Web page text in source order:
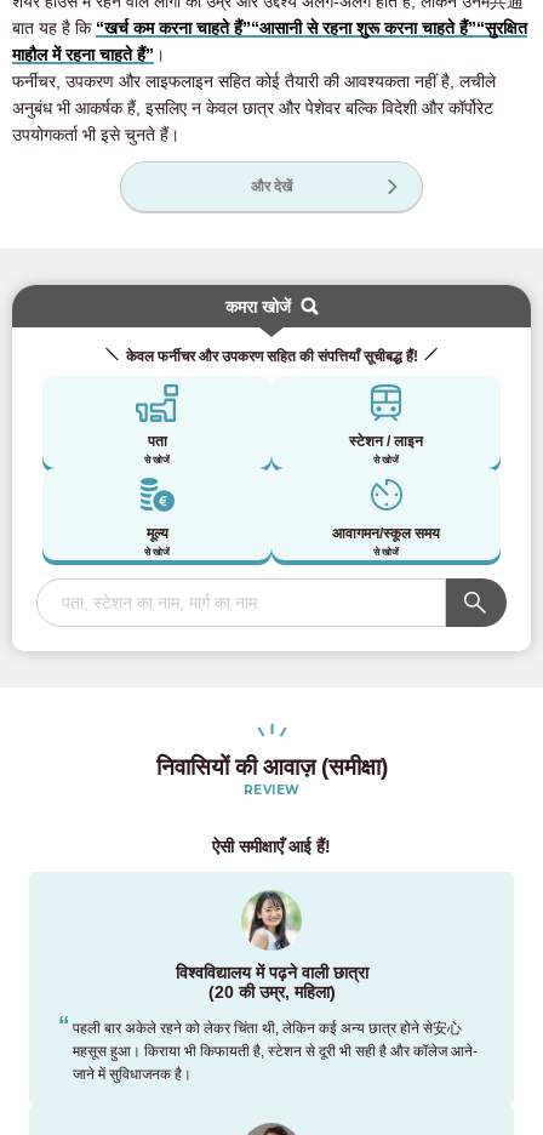
बात यह है कि “खर्च कम करना चाहते हैं”“आसानी से रहना शुरू करना चाहते हैं”“सुरक्षित
माहौल में रहना चाहते हैं” ।
फर्नीचर, उपकरण और लाइफलाइन सहित कोई तैयारी की आवश्यकता नहीं है, लचीले
अनुबंध भी आकर्षक हैं, इसलिए न केवल छात्र और पेशेवर बल्कि विदेशी और कॉर्पोरेट
उपयोगकर्ता भी इसे चुनते हैं।
और देखें
कमरा खोजें
केवल फर्नीचर और उपकरण सहित की संपत्तियाँ सूचीबद्ध हैं!
पता
से खोजें
स्टेशन / लाइन
से खोजें
मूल्य
से खोजें
आवागमन/स्कूल समय
से खोजें
निवासियों की आवाज़ (समीक्षा)
REVIEW
ऐसी समीक्षाएँ आई हैं!
विश्वविद्यालय में पढ़ने वाली छात्रा
(20 की उम्र, महिला)
पहली बार अकेले रहने को लेकर चिंता थी, लेकिन कई अन्य छात्र होने से安心
महसूस हुआ। किराया भी किफायती है, स्टेशन से दूरी भी सही है और कॉलेज आने-
जाने में सुविधाजनक है।